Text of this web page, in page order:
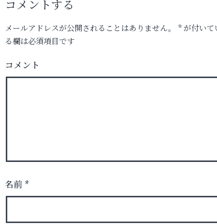
コメントする
メールアドレスが公開されることはありません。 *が付いて
る欄は必須項目です
コメント
名前 *